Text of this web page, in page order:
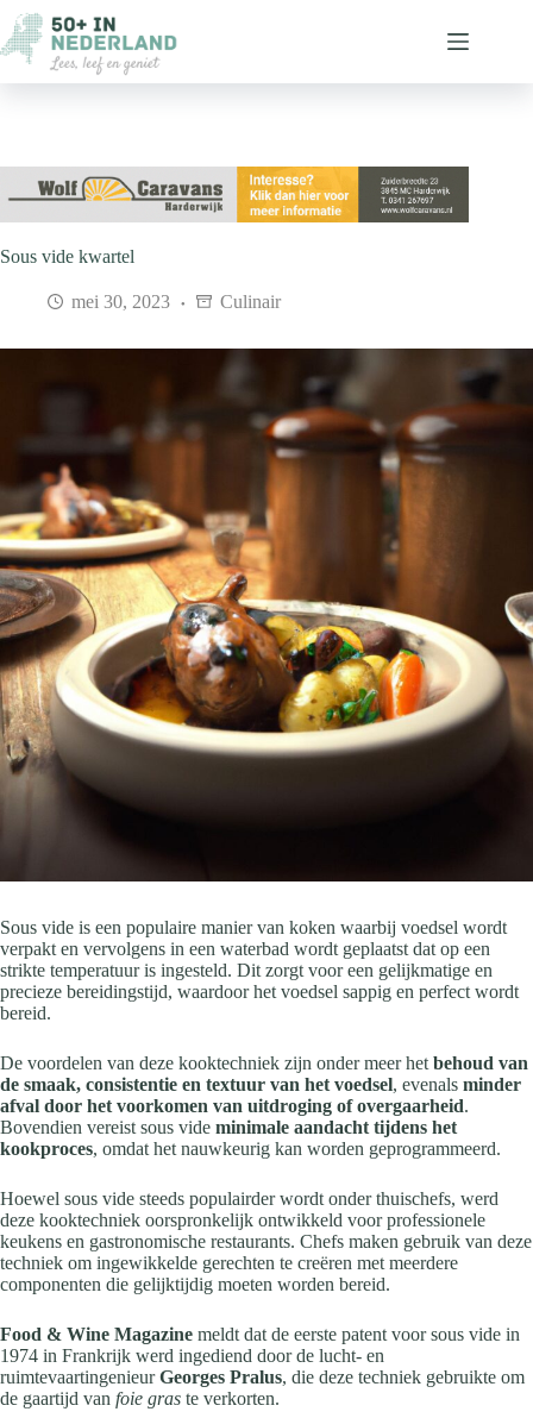
naar
de
inhoud
Sous vide kwartel
mei 30, 2023 Culinair
Sous vide is een populaire manier van koken waarbij voedsel wordt
verpakt en vervolgens in een waterbad wordt geplaatst dat op een
strikte temperatuur is ingesteld. Dit zorgt voor een gelijkmatige en
precieze bereidingstijd, waardoor het voedsel sappig en perfect wordt
bereid.
De voordelen van deze kooktechniek zijn onder meer het behoud van
de smaak, consistentie en textuur van het voedsel, evenals minder
afval door het voorkomen van uitdroging of overgaarheid.
Bovendien vereist sous vide minimale aandacht tijdens het
kookproces, omdat het nauwkeurig kan worden geprogrammeerd.
Hoewel sous vide steeds populairder wordt onder thuischefs, werd
deze kooktechniek oorspronkelijk ontwikkeld voor professionele
keukens en gastronomische restaurants. Chefs maken gebruik van deze
techniek om ingewikkelde gerechten te creëren met meerdere
componenten die gelijktijdig moeten worden bereid.
Food & Wine Magazine meldt dat de eerste patent voor sous vide in
1974 in Frankrijk werd ingediend door de lucht- en
ruimtevaartingenieurGeorges Pralus, die deze techniek gebruikte om
de gaartijd van foie gras te verkorten.